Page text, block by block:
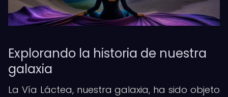
Explorando la historia de nuestra
galaxia
La Vía Láctea, nuestra galaxia, ha sido objeto